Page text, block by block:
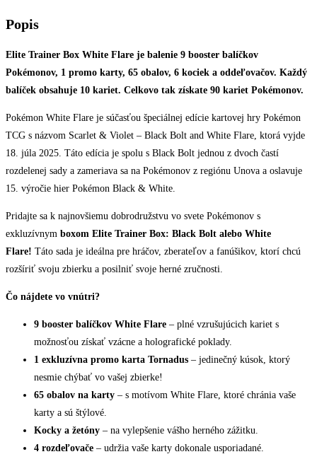
Popis
Elite Trainer Box White Flare je balenie 9 booster balíčkov
Pokémonov, 1 promo karty, 65 obalov, 6 kociek a oddeľovačov. Každý
balíček obsahuje 10 kariet. Celkovo tak získate 90 kariet Pokémonov.
Pokémon White Flare je súčasťou špeciálnej edície kartovej hry Pokémon
TCG s názvom Scarlet & Violet – Black Bolt and White Flare, ktorá vyjde
18. júla 2025. Táto edícia je spolu s Black Bolt jednou z dvoch častí
rozdelenej sady a zameriava sa na Pokémonov z regiónu Unova a oslavuje
15. výročie hier Pokémon Black & White.
Pridajte sa k najnovšiemu dobrodružstvu vo svete Pokémonov s
exkluzívnym boxom Elite Trainer Box: Black Bolt alebo White
Flare! Táto sada je ideálna pre hráčov, zberateľov a fanúšikov, ktorí chcú
rozšíriť svoju zbierku a posilniť svoje herné zručnosti.
Čo nájdete vo vnútri?
9 booster balíčkov White Flare – plné vzrušujúcich kariet s
možnosťou získať vzácne a holografické poklady.
1 exkluzívna promo karta Tornadus – jedinečný kúsok, ktorý
nesmie chýbať vo vašej zbierke!
65 obalov na karty – s motívom White Flare, ktoré chránia vaše
karty a sú štýlové.
Kocky a žetóny – na vylepšenie vášho herného zážitku.
4 rozdeľovače – udržia vaše karty dokonale usporiadané.